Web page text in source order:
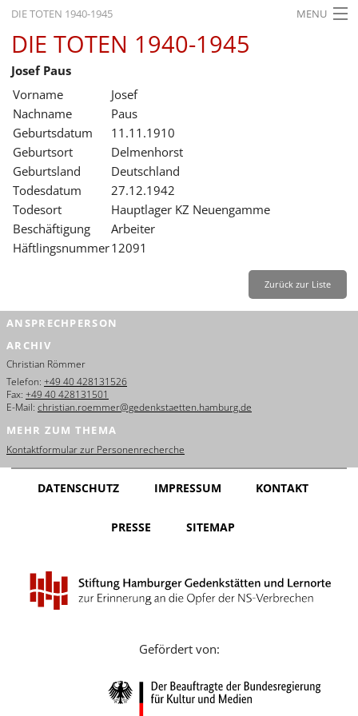
DIE TOTEN 1940-1945 MENU
STARTSEITE
AKTUELLES
AUSSTELLUNGEN
GESCHICHTE
BILDUNG
FORSCHUNG
SERVICE
Français
Dansk
Español
Nederlands
Português
Русский
Leichte Sprache
DIE TOTEN 1940-1945
Josef Paus
Vorname
Josef
Nachname
Paus
Geburtsdatum
11.11.1910
Geburtsort
Delmenhorst
Geburtsland
Deutschland
Todesdatum
27.12.1942
Todesort
Hauptlager KZ Neuengamme
Beschäftigung
Arbeiter
Häftlingsnummer12091
Zurück zur Liste
ANSPRECHPERSON
ARCHIV
Christian Römmer
Telefon: +49 40 428131526
Fax: +49 40 428131501
E-Mail: christian.roemmer@gedenkstaetten.hamburg.de
MEHR ZUM THEMA
Kontaktformular zur Personenrecherche
DATENSCHUTZ IMPRESSUM KONTAKT
PRESSE SITEMAP
Gefördert von: